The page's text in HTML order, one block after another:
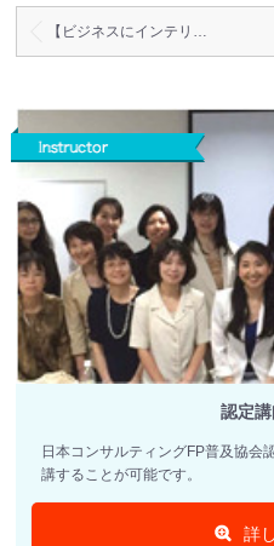
【ビジネスにインテリ…
認定
日本コンサルティングFP普及協会
講することが可能です。
詳